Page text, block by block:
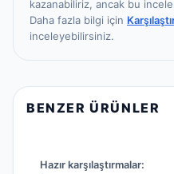
kazanabiliriz, ancak bu
Daha fazla bilgi için
inceleyebilirsiniz.
BENZER ÜRÜNLER
Hazır karşılaştırmalar: